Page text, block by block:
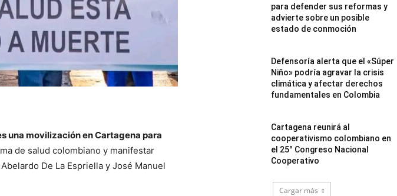
una movilización en Cartagena para
de salud colombiano y manifestar
De La Espriella y José Manuel
para defender sus reformas y
advierte sobre un posible
estado de conmoción
Defensoría alerta que el «Súper
Niño» podría agravar la crisis
climática y afectar derechos
fundamentales en Colombia
Cartagena reunirá al
cooperativismo colombiano en
el 25° Congreso Nacional
Cooperativo
Cargar más